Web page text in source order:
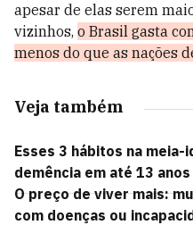
apesar de elas serem
vizinhos, o Brasil gasta
menos do que as nações
Veja também
Esses 3 hábitos na meia-
demência em até 13 anos
O preço de viver mais:
com doenças ou